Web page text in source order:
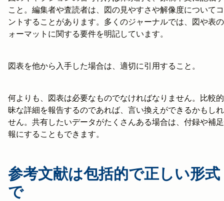
こと。編集者や査読者は、図の見やすさや解像度について
ントすることがあります。多くのジャーナルでは、図や表
ォーマットに関する要件を明記しています。
図表を他から入手した場合は、適切に引用すること。
何よりも、図表は必要なものでなければなりません。比較
昧な詳細を報告するのであれば、言い換えができるかもし
せん。共有したいデータがたくさんある場合は、付録や補
報にすることもできます。
参考文献は包括的で正しい形式
で